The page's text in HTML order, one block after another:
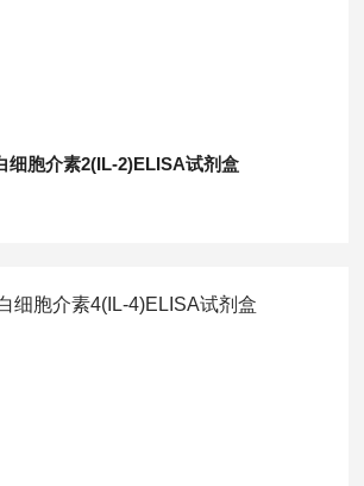
细胞介素2(IL-2)ELISA试剂盒